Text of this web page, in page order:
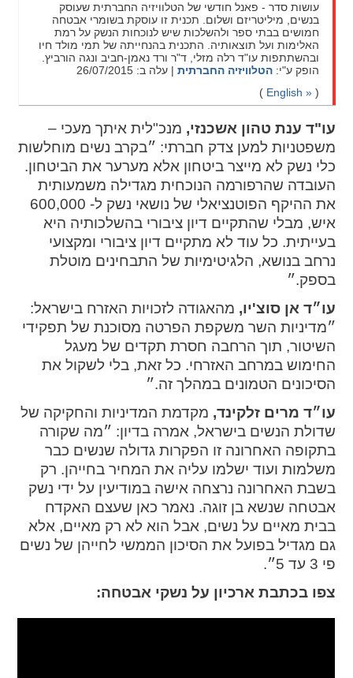
עושות סדר - פאנל חודשי של הטלוויזיה החברתית שעוסק
בנשים, מיליטריזם ושלום. תכנית זו עוסקת בשומרי אבטחה
חמושים בבתי ספר ולהשלכות שיש לנוכחות הנשק על רמת
האלימות ועל תוצאותיה. התכנית בהנחייתה של תמי מולד חיו
ובהשתתפות עו"ד רלה מזלי, ד"ר ורד נאמן-חביב ונגה הורביץ.
הופק ע"י: הטלוויזיה החברתית| עלה ב: 26/07/2015
( English » )
עו"ד ענת טהון אשכנזי, מנכ"לית איתך מעכי –
משפטניות למען צדק חברתי: ״בקרב נשים מוחלשות
כלי נשק לא מייצר ביטחון אלא מערער את הביטחון.
העובדה שהרפורמה הנוכחית מגדילה משמעותית
את ההיקף הפוטנציאלי של נושאי נשק ל- 600,000
איש, מבלי שהתקיים דיון ציבורי בהשלכותיה היא
בעייתית. כל עוד לא מתקיים דיון ציבורי ומקצועי
נרחב בנושא, הלגיטימיות של התבחינים מוטלת
בספק.״
עו״ד אן סוצ'יו, מהאגודה לזכויות האזרח בישראל:
״מדיניות השר משקפת הפרטה מסוכנת של תפקידי
השיטור, תוך הרחבה חסרת תקדים של מעגל
החימוש במרחב האזרחי. כל זאת, בלי לשקול את
הסיכונים הטמונים במהלך זה.״
עו״ד מרים זלקינד, מקדמת המדיניות והחקיקה של
שדולת הנשים בישראל, אמרה בדיון: ״מה שקורה
בתקופה האחרונה זו הפקרות גדולה שנשים כבר
משלמות ועוד ישלמו עליה את המחיר בחייהן. רק
בשבת האחרונה נרצחה אישה במודיעין על ידי נשק
אבטחה שנשא בן זוגה. נאמר כאן שעצם האקדח
בבית מאיים על נשים, אבל הוא לא רק מאיים, אלא
גם מגדיל בפועל את הסיכון הממשי לחייהן של נשים
פי 3 עד 5״.
צפו בכתבת ארכיון על נשקי אבטחה: